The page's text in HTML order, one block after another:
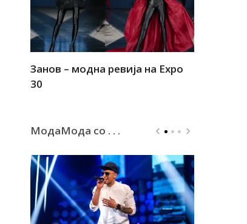
Занов – модна ревија на Expo
30
МодаМода со . . .